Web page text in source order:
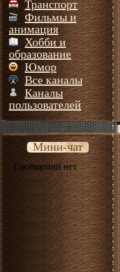
Транспорт
Фильмы и
анимация
Хобби и
образование
Юмор
Все каналы
Каналы
пользователей
Мини-чат